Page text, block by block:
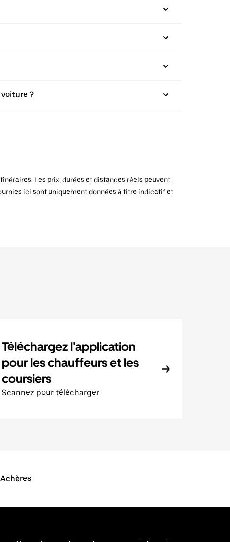
?
Les prix, durées et distances réels peuvent
ici sont uniquement données à titre indicatif et
Téléchargez l'application
pour les chauffeurs et les
coursiers
Scannez pour télécharger